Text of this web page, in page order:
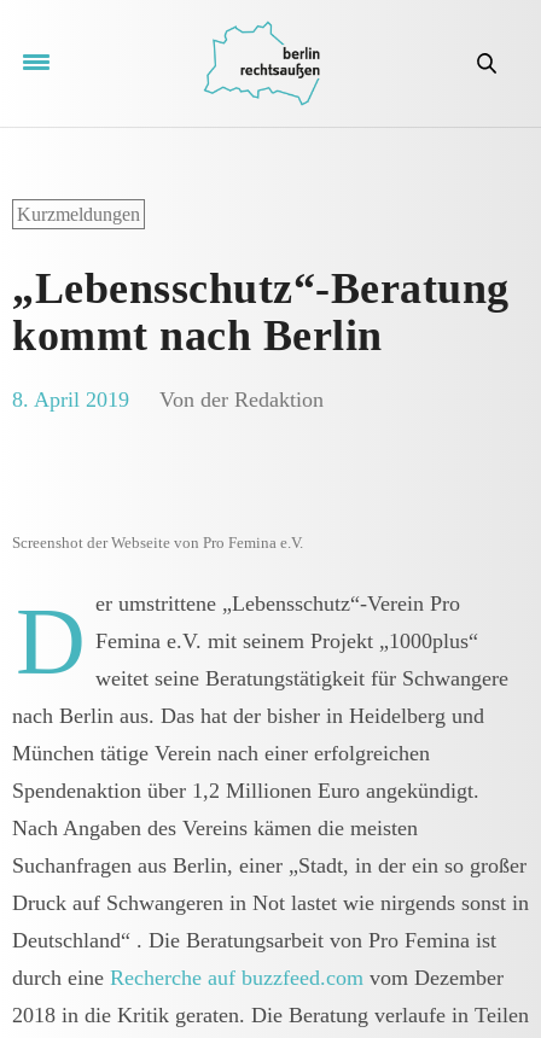
Kurzmeldungen
„Lebensschutz“-Beratung
kommt nach Berlin
8. April 2019 Von der Redaktion
Screenshot der Webseite von Pro Femina e.V.
D er umstrittene „Lebensschutz“-Verein Pro
Femina e.V. mit seinem Projekt „1000plus“
weitet seine Beratungstätigkeit für Schwangere
nach Berlin aus. Das hat der bisher in Heidelberg und
München tätige Verein nach einer erfolgreichen
Spendenaktion über 1,2 Millionen Euro angekündigt.
Nach Angaben des Vereins kämen die meisten
Suchanfragen aus Berlin, einer „Stadt, in der ein so großer
Druck auf Schwangeren in Not lastet wie nirgends sonst in
Deutschland“ . Die Beratungsarbeit von Pro Femina ist
durch eine Recherche auf buzzfeed.com vom Dezember
2018 in die Kritik geraten. Die Beratung verlaufe in Teilen